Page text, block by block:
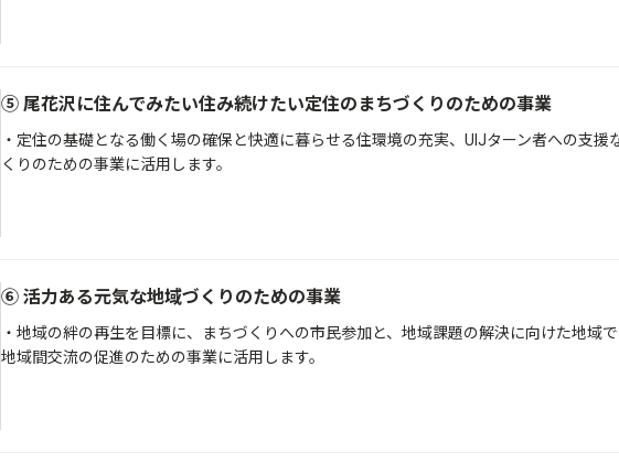
⑤ 尾花沢に住んでみたい住み続けたい定住のまちづくりのための事業
・定住の基礎となる働く場の確保と快適に暮らせる住環境の充実、UIJターン者への支
くりのための事業に活用します。
⑥ 活力ある元気な地域づくりのための事業
・地域の絆の再生を目標に、まちづくりへの市民参加と、地域課題の解決に向けた地域
地域間交流の促進のための事業に活用します。